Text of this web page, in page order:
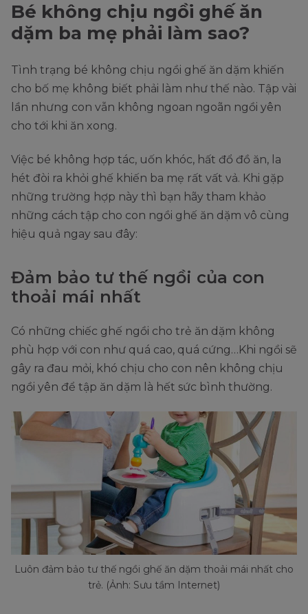
Bé không chịu ngồi ghế ăn
dặm ba mẹ phải làm sao?
Tình trạng bé không chịu ngồi ghế ăn dặm khiến
cho bố mẹ không biết phải làm như thế nào. Tập vài
lần nhưng con vẫn không ngoan ngoãn ngồi yên
cho tới khi ăn xong.
Việc bé không hợp tác, uốn khóc, hất đổ đồ ăn, la
hét đòi ra khỏi ghế khiến ba mẹ rất vất vả. Khi gặp
những trường hợp này thì bạn hãy tham khảo
những cách tập cho con ngồi ghế ăn dặm vô cùng
hiệu quả ngay sau đây:
Đảm bảo tư thế ngồi của con
thoải mái nhất
Có những chiếc ghế ngồi cho trẻ ăn dặm không
phù hợp với con như quá cao, quá cứng…Khi ngồi sẽ
gây ra đau mỏi, khó chịu cho con nên không chịu
ngồi yên để tập ăn dặm là hết sức bình thường.
Luôn đảm bảo tư thế ngồi ghế ăn dặm thoải mái nhất cho
trẻ. (Ảnh: Sưu tầm Internet)